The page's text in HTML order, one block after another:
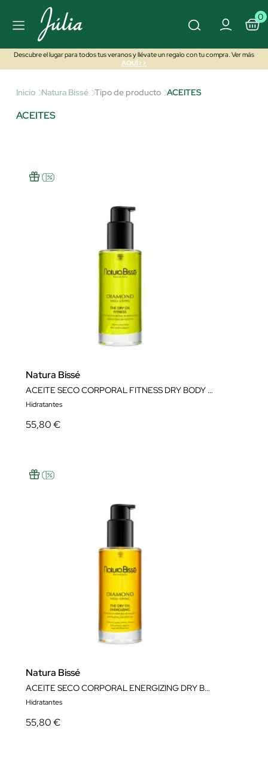
0
Descubre el lugar para todos tus veranos y llévate un regalo con tu compra. Ver más
AQUÍ>>
Inicio Natura Bissé Tipo de producto ACEITES
ACEITES
Natura Bissé
ACEITE SECO CORPORAL FITNESS DRY BODY OIL 100 ML NATURA BISSÉ
Hidratantes
55,80 €
Natura Bissé
ACEITE SECO CORPORAL ENERGIZING DRY BODY OIL 100 ML NATURA BISSÉ
Hidratantes
55,80 €